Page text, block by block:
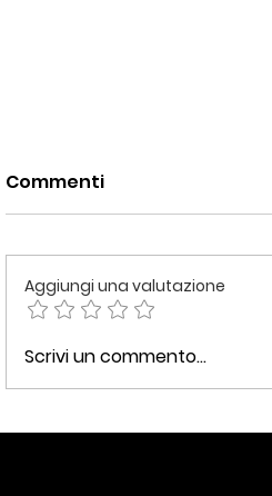
Voglia di
tagliatelle integrali
Commenti
Aggiungi una valutazione
Scrivi un commento...